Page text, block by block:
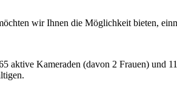
wir Ihnen die Möglichkeit bieten,
aktive Kameraden (davon 2 Frauen) und